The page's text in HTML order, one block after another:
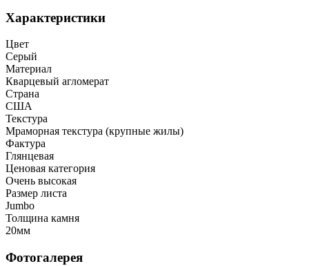
Характеристики
Цвет
Серый
Материал
Кварцевый агломерат
Страна
США
Текстура
Мраморная текстура (крупные жилы)
Фактура
Глянцевая
Ценовая категория
Очень высокая
Размер листа
Jumbo
Толщина камня
20мм
Фотогалерея